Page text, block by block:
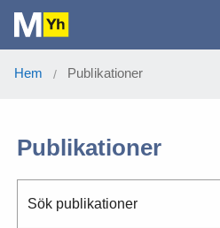
Hem / Publikationer
Publikationer
Sök publikationer